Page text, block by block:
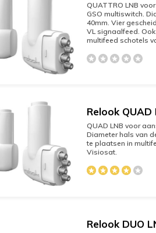
QUATTRO LNB
GSO multiswitch.
40mm. Vier
VL signaalfeed.
multifeed schotels
Relook QUAD
QUAD LNB voor
Diameter hals van
te plaatsen in
Visiosat.
Relook DUO